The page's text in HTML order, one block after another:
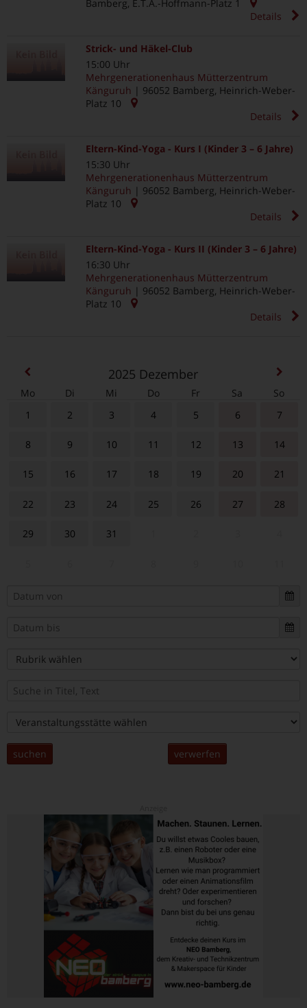
Bamberg, E.T.A.-Hoffmann-Platz 1
Details
Strick- und Häkel-Club
15:00 Uhr
Mehrgenerationenhaus Mütterzentrum
Känguruh | 96052 Bamberg, Heinrich-Weber-
Platz 10
Details
Eltern-Kind-Yoga - Kurs I (Kinder 3 – 6 Jahre)
15:30 Uhr
Mehrgenerationenhaus Mütterzentrum
Känguruh | 96052 Bamberg, Heinrich-Weber-
Platz 10
Details
Eltern-Kind-Yoga - Kurs II (Kinder 3 – 6 Jahre)
16:30 Uhr
Mehrgenerationenhaus Mütterzentrum
Känguruh | 96052 Bamberg, Heinrich-Weber-
Platz 10
Details
2025 Dezember
Mo Di Mi Do Fr Sa
So
1
2 3 4 5 6 7
8 9 10 11 12 13 14
15 16 17 18 19 20 21
22 23 24 25 26 27 28
29 30 31
suchen verwerfen